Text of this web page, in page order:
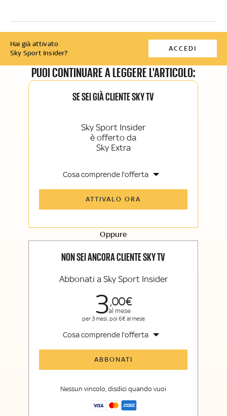
Hai già attivato
Sky Sport Insider?
ACCEDI
PUOI CONTINUARE A LEGGERE L'ARTICOLO:
SE SEI GIÀ CLIENTE SKY TV
Sky Sport Insider
è offerto da
Sky Extra
Cosa comprende l'offerta
Sky TG24 Insider
Sport e Sky TG24
La newsletter esclusiva di Sky Sport
ATTIVALO ORA
Oppure
NON SEI ANCORA CLIENTE SKY TV
Abbonati a Sky Sport Insider
300
al mese
per 3 mesi, poi 6€ al mese
Cosa comprende l'offerta
Sport
La newsletter esclusiva di Sky Sport
ABBONATI
Nessun vincolo, disdici quando vuoi